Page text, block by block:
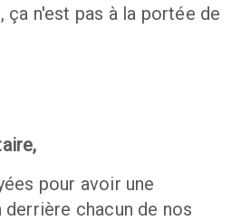
n'est pas à la portée de
pour avoir une
chacun de nos